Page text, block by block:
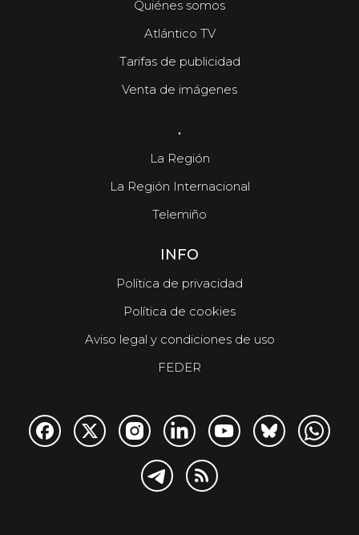
Quiénes somos
Atlántico TV
Tarifas de publicidad
Venta de imágenes
.
La Región
La Región Internacional
Telemiño
INFO
Política de privacidad
Política de cookies
Aviso legal y condiciones de uso
FEDER